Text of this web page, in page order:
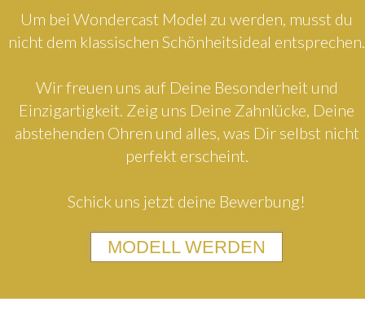
Um bei Wondercast Model zu werden, musst du
nicht dem klassischen Schönheitsideal entsprechen.
Wir freuen uns auf Deine Besonderheit und
Einzigartigkeit. Zeig uns Deine Zahnlücke, Deine
abstehenden Ohren und alles, was Dir selbst nicht
perfekt erscheint.
Schick uns jetzt deine Bewerbung!
MODELL WERDEN